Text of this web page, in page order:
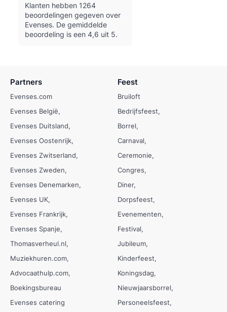
Klanten hebben 1264
beoordelingen gegeven over
Evenses. De gemiddelde
beoordeling is een 4,6 uit 5.
Partners
Evenses.com
Evenses België
Evenses Duitsland
Evenses Oostenrijk
Evenses Zwitserland
Evenses Zweden
Evenses Denemarken
Evenses UK
Evenses Frankrijk
Evenses Spanje
Thomasverheul.nl
Muziekhuren.com
Advocaathulp.com
Boekingsbureau
Evenses catering
Feest
Bruiloft
Bedrijfsfeest
Borrel
Carnaval
Ceremonie
Congres
Diner
Dorpsfeest
Evenementen
Festival
Jubileum
Kinderfeest
Koningsdag
Nieuwjaarsborrel
Personeelsfeest